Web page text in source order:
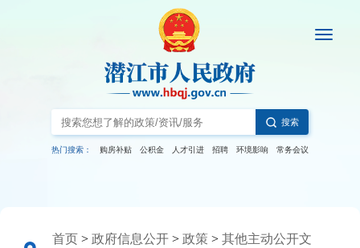
搜索
热门搜索： 购房补贴 公积金 人才引进 招聘 环境影响 常务会议
首页 > 政府信息公开 > 政策 > 其他主动公开文